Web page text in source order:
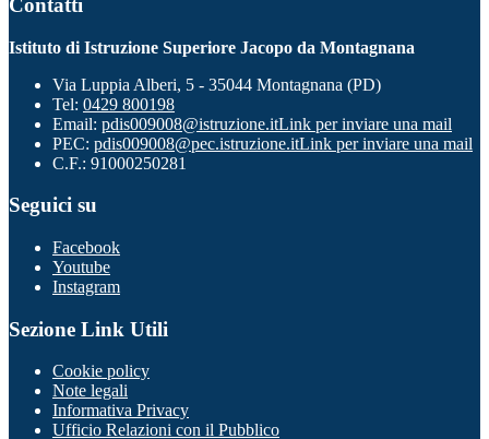
Contatti
Istituto di Istruzione Superiore Jacopo da Montagnana
Via Luppia Alberi, 5 - 35044 Montagnana (PD)
Tel: 0429 800198
Email: pdis009008@istruzione.itLink per inviare una mail
PEC: pdis009008@pec.istruzione.itLink per inviare una mail
C.F.: 91000250281
Seguici su
Facebook
Youtube
Instagram
Sezione Link Utili
Cookie policy
Note legali
Informativa Privacy
Ufficio Relazioni con il Pubblico